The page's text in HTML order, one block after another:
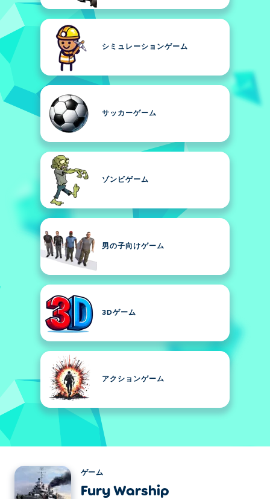
シミュレーションゲーム
サッカーゲーム
ゾンビゲーム
男の子向けゲーム
3Dゲーム
アクションゲーム
ゲーム
Fury Warship